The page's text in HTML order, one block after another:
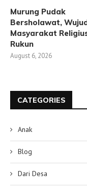
Murung Pudak
Bersholawat,
Masyarakat
Rukun
August 6, 2026
CATEGORIES
Anak
Blog
Dari Desa